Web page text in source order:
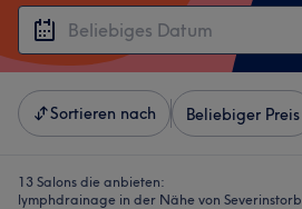
Sortieren nach Beliebiger Preis
13 Salons die anbieten:
lymphdrainage in der Nähe von